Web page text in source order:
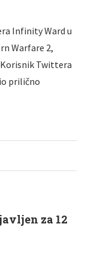
Infinity Ward u
Warfare 2,
Korisnik Twittera
prilično
za 12